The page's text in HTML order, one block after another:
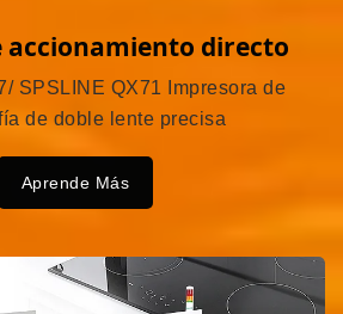
accionamiento directo
SPSLINE QX71 Impresora de
de doble lente precisa
Aprende Más